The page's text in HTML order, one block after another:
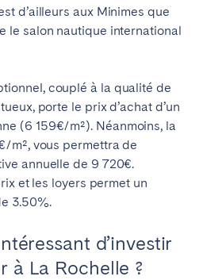
d’ailleurs aux Minimes que
le salon nautique international
couplé à la qualité de
porte le prix d’achat d’un
(6 159€/m²). Néanmoins, la
m², vous permettra de
annuelle de 9 720€.
et les loyers permet un
3.50%.
d’investir
à La Rochelle ?